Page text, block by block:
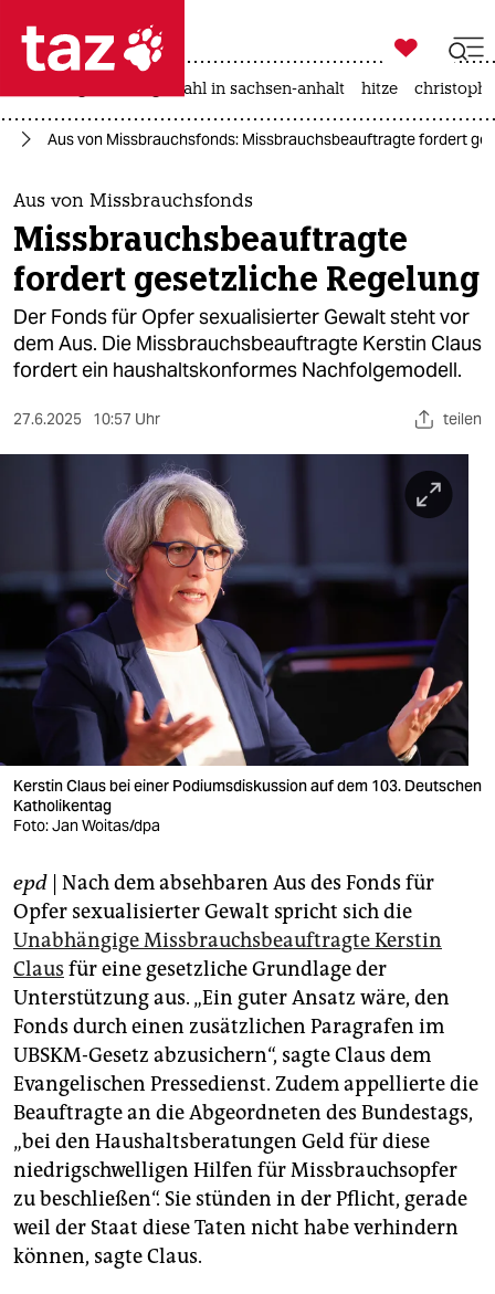
 taz zahl ich
taz zahl ich
themen
politik
öko
gesellschaft
sport
wahrheit
verlag
verlag
veranstaltungen
shop
fragen & hilfe
abo
genossenschaft
epaper login

taz zahl ich
landtagswahl in sachsen-anhalt hitze
Aus von Missbrauchsfonds: Missbrauchsbeauftragte fordert
Aus von Missbrauchsfonds
Missbrauchsbeauftragte
fordert gesetzliche Regelung
Der Fonds für Opfer sexualisierter Gewalt steht vor
dem Aus. Die Missbrauchsbeauftragte Kerstin Claus
fordert ein haushaltskonformes Nachfolgemodell.
27.6.2025 10:57 Uhr teilen
Kerstin Claus bei einer Podiumsdiskussion auf dem 103. Deutschen
Katholikentag
Foto: Jan Woitas/dpa
epd | Nach dem absehbaren Aus des Fonds für
Opfer sexualisierter Gewalt spricht sich die
Unabhängige Missbrauchsbeauftragte Kerstin
Claus für eine gesetzliche Grundlage der
Unterstützung aus. „Ein guter Ansatz wäre, den
Fonds durch einen zusätzlichen Paragrafen im
UBSKM-Gesetz abzusichern“, sagte Claus dem
Evangelischen Pressedienst. Zudem appellierte die
Beauftragte an die Abgeordneten des Bundestags,
„bei den Haushaltsberatungen Geld für diese
niedrigschwelligen Hilfen für Missbrauchsopfer
zu beschließen“. Sie stünden in der Pflicht, gerade
weil der Staat diese Taten nicht habe verhindern
können, sagte Claus.